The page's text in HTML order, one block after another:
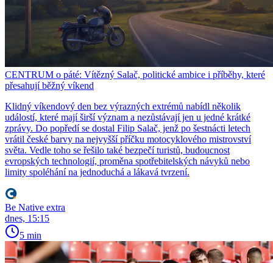
CENTRUM o páté: Vítězný Salač, politické ambice i příběhy, které
přesahují běžný víkend
Klidný víkendový den bez výrazných extrémů nabídl několik
událostí, které mají širší význam a nezůstávají jen u jedné krátké
zprávy. Do popředí se dostal Filip Salač, jenž po šestnácti letech
vrátil české barvy na nejvyšší příčku motocyklového mistrovství
světa. Vedle toho se řešilo také bezpečí turistů, budoucnost
evropských technologií, proměna spotřebitelských návyků nebo
limity spoléhání na jednoduchá a lákavá tvrzení.
Be Native extra
dnes, 15:15
5 min